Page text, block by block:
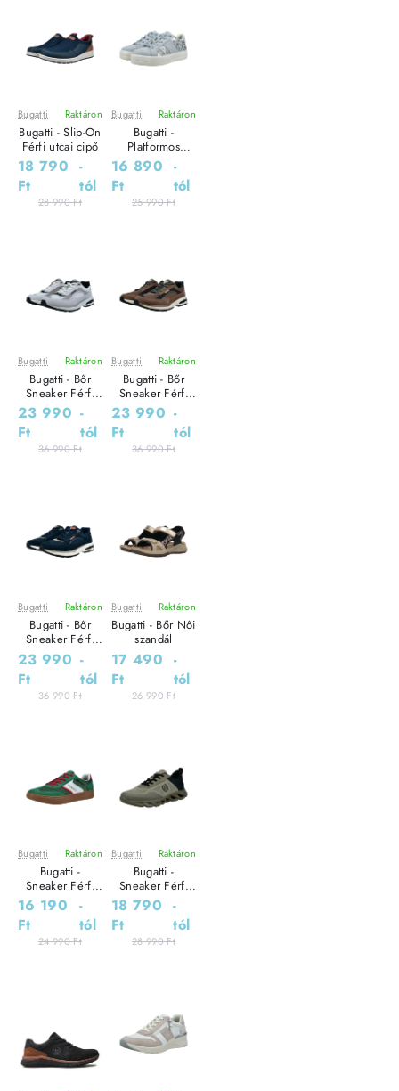
Leárazás
Bugatti Raktáron
Bugatti - Slip-On
Férfi utcai cipő
18 790
Ft
-
tól
28 990 Ft
Leárazás
Bugatti Raktáron
Bugatti -
Platformos
Sneaker Női
utcai cipő
16 890
Ft
-
tól
25 990 Ft
Leárazás
Bugatti Raktáron
Bugatti - Bőr
Sneaker Férfi
utcai cipő
23 990
Ft
-
tól
36 990 Ft
Leárazás
Bugatti Raktáron
Bugatti - Bőr
Sneaker Férfi
utcai cipő
23 990
Ft
-
tól
36 990 Ft
Leárazás
Bugatti Raktáron
Bugatti - Bőr
Sneaker Férfi
utcai cipő
23 990
Ft
-
tól
36 990 Ft
Leárazás
Bugatti Raktáron
Bugatti - Bőr Női
szandál
17 490
Ft
-
tól
26 990 Ft
Leárazás
Bugatti Raktáron
Bugatti -
Sneaker Férfi
utcai cipő
16 190
Ft
-
tól
24 990 Ft
Leárazás
Bugatti Raktáron
Bugatti -
Sneaker Férfi
utcai cipő
18 790
Ft
-
tól
28 990 Ft